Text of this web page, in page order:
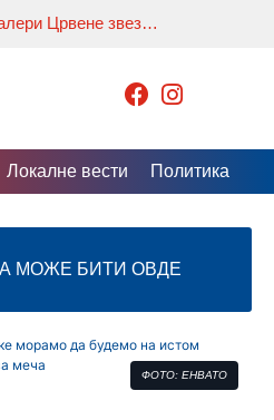
Фудбалери Црвене звезде победили Нови Пазар
Локалне вести Политика
МОЖЕ БИТИ ОВДЕ
морамо да будемо на истом
меча
ФОТО: ЕНВАТО